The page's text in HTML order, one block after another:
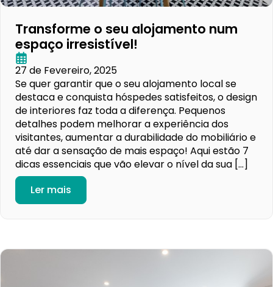
Transforme o seu alojamento num
espaço irresistível!
27 de Fevereiro, 2025
Se quer garantir que o seu alojamento local se
destaca e conquista hóspedes satisfeitos, o design
de interiores faz toda a diferença. Pequenos
detalhes podem melhorar a experiência dos
visitantes, aumentar a durabilidade do mobiliário e
até dar a sensação de mais espaço! Aqui estão 7
dicas essenciais que vão elevar o nível da sua […]
Ler mais